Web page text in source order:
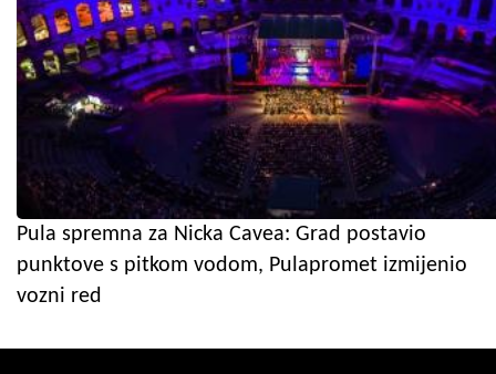
Pula spremna za Nicka Cavea: Grad postavio
punktove s pitkom vodom, Pulapromet izmijenio
vozni red